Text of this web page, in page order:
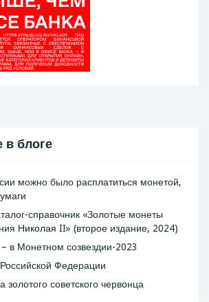
в блоге
можно было расплатиться монетой,
справочник «Золотые монеты
Николая II» (второе издание, 2024)
в Монетном созвездии-2023
Федерации
советского червонца